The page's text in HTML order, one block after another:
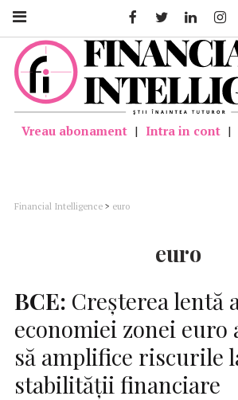
Vreau abonament | Intra in cont |
Financial Intelligence > euro
euro
BCE: Creşterea lentă
economiei zonei euro
să amplifice riscurile
stabilităţii financiare
FacebookTwitter Linkedin